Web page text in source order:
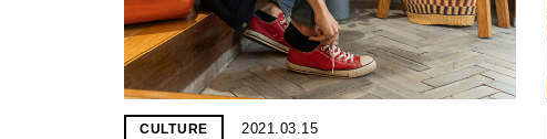
CULTURE 2021.03.15